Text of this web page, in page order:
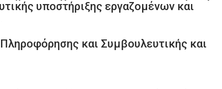
υποστήριξης εργαζομένων και
και Συμβουλευτικής και